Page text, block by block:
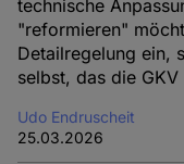
technische
"reformieren"
Detailregelung ein,
selbst, das die
Udo Endruscheit
25.03.2026